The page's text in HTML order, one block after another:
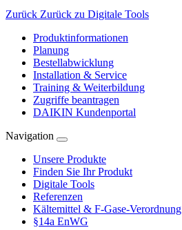
Zurück Zurück zu Digitale Tools
Produktinformationen
Planung
Bestellabwicklung
Installation & Service
Training & Weiterbildung
Zugriffe beantragen
DAIKIN Kundenportal
Navigation
Unsere Produkte
Finden Sie Ihr Produkt
Digitale Tools
Referenzen
Kältemittel & F-Gase-Verordnung
§14a EnWG